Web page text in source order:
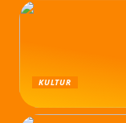
KULTUR